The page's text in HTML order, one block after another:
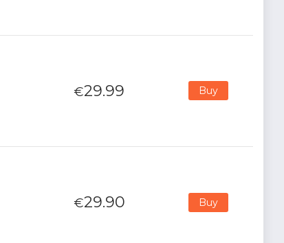
€29.99 Buy
€29.90 Buy